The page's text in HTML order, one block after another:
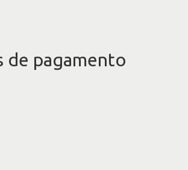
de pagamento